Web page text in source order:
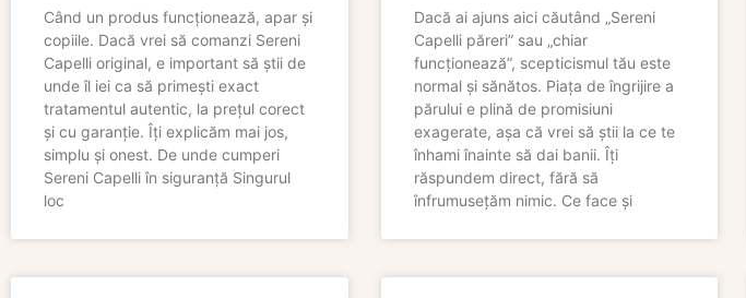
Când un produs funcționează, apar și
copiile. Dacă vrei să comanzi Sereni
Capelli original, e important să știi de
unde îl iei ca să primești exact
tratamentul autentic, la prețul corect
și cu garanție. Îți explicăm mai jos,
simplu și onest. De unde cumperi
Sereni Capelli în siguranță Singurul
loc
Dacă ai ajuns aici căutând „Sereni
Capelli păreri” sau „chiar
funcționează”, scepticismul tău este
normal și sănătos. Piața de îngrijire a
părului e plină de promisiuni
exagerate, așa că vrei să știi la ce te
înhami înainte să dai banii. Îți
răspundem direct, fără să
înfrumusețăm nimic. Ce face și